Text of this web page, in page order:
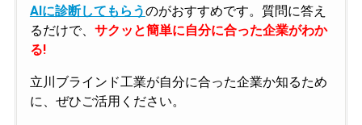
AIに診断してもらうのがおすすめです。質問に答え
るだけで、 サクッと簡単に自分に合った企業がわか
る!
立川ブラインド工業が自分に合った企業か知るため
に、ぜひご活用ください。